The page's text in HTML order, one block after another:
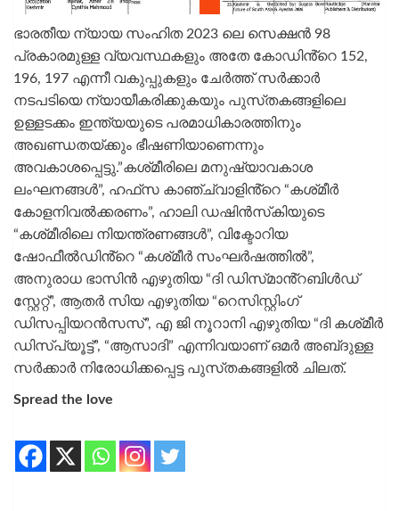
ഭാരതീയ ന്യായ സംഹിത 2023 ലെ സെക്ഷൻ 98
പ്രകാരമുള്ള വ്യവസ്ഥകളും അതേ കോഡിൻ്റെ 152,
196, 197 എന്നീ വകുപ്പുകളും ചേർത്ത് സർക്കാർ
നടപടിയെ ന്യായീകരിക്കുകയും പുസ്‌തകങ്ങളിലെ
ഉള്ളടക്കം ഇന്ത്യയുടെ പരമാധികാരത്തിനും
അഖണ്ഡതയ്ക്കും ഭീഷണിയാണെന്നും
അവകാശപ്പെട്ടു.”കശ്‌മീരിലെ മനുഷ്യാവകാശ
ലംഘനങ്ങൾ”, ഹഫ്‌സ കാഞ്ച്‌വാളിൻ്റെ “കശ്‌മീർ
കോളനിവൽക്കരണം”, ഹാലി ഡഷിൻസ്‌കിയുടെ
“കശ്‌മീരിലെ നിയന്ത്രണങ്ങൾ”, വിക്ടോറിയ
ഷോഫീൽഡിൻ്റെ “കശ്‌മീർ സംഘർഷത്തിൽ”,
അനുരാധ ഭാസിൻ എഴുതിയ “ദി ഡിസ്‌മാൻ്റബിൾഡ്
സ്റ്റേറ്റ്”, ആതർ സിയ എഴുതിയ “റെസിസ്റ്റിംഗ്
ഡിസപ്പിയറൻസസ്”, എ ജി നൂറാനി എഴുതിയ “ദി കശ്‌മീർ
ഡിസ്പ്യൂട്ട്”, “ആസാദി” എന്നിവയാണ് ഒമര്‍ അബ്‌ദുള്ള
സര്‍ക്കാര്‍ നിരോധിക്കപ്പെട്ട പുസ്‌തകങ്ങളിൽ ചിലത്.
Spread the love